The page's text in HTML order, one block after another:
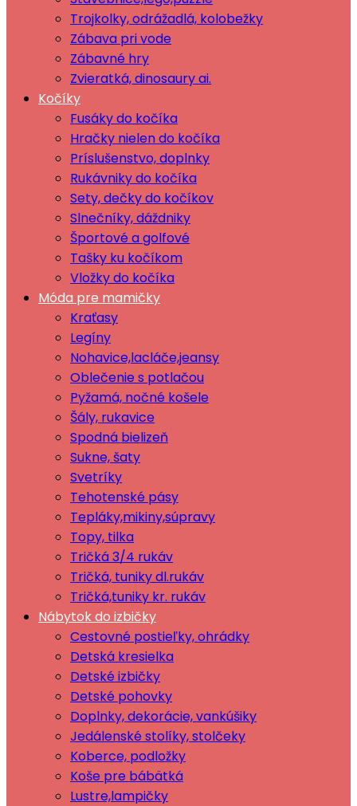
Trojkolky, odrážadlá, kolobežky
Zábava pri vode
Zábavné hry
Zvieratká, dinosaury ai.
Kočíky
Fusáky do kočíka
Hračky nielen do kočíka
Príslušenstvo, doplnky
Rukávniky do kočíka
Sety, dečky do kočíkov
Slnečníky, dáždniky
Športové a golfové
Tašky ku kočíkom
Vložky do kočíka
Móda pre mamičky
Kraťasy
Legíny
Nohavice,lacláče,jeansy
Oblečenie s potlačou
Pyžamá, nočné košele
Šály, rukavice
Spodná bielizeň
Sukne, šaty
Svetríky
Tehotenské pásy
Tepláky,mikiny,súpravy
Topy, tilka
Tričká 3/4 rukáv
Tričká, tuniky dl.rukáv
Tričká,tuniky kr. rukáv
Nábytok do izbičky
Cestovné postieľky, ohrádky
Detská kresielka
Detské izbičky
Detské pohovky
Doplnky, dekorácie, vankúšiky
Jedálenské stolíky, stolčeky
Koberce, podložky
Koše pre bábätká
Lustre,lampičky